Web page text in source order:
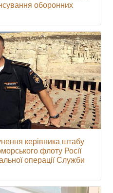
оборонних
керівника штабу
флоту Росії
операції Служби